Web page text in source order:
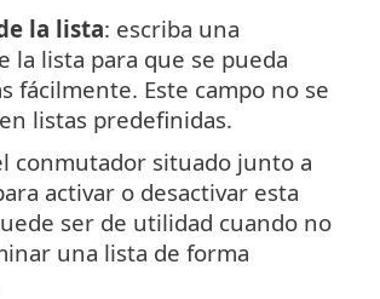
la lista: escriba una
la lista para que se pueda
fácilmente. Este campo no se
listas predefinidas.
conmutador situado junto a
activar o desactivar esta
ser de utilidad cuando no
una lista de forma